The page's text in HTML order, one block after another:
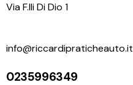
Via F.lli Di Dio 1
info@riccardipraticheauto.it
0235996349